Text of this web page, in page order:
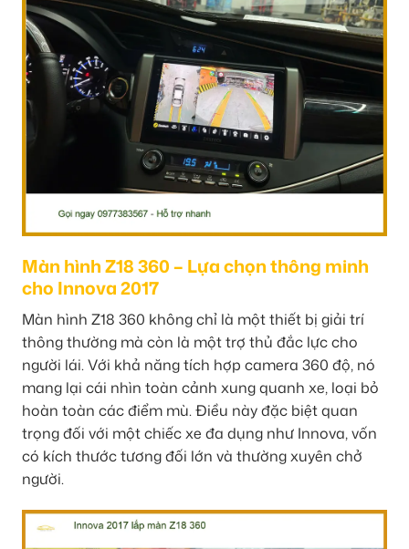
Màn hình Z18 360 – Lựa chọn thông minh
cho Innova 2017
Màn hình Z18 360 không chỉ là một thiết bị giải trí
thông thường mà còn là một trợ thủ đắc lực cho
người lái. Với khả năng tích hợp camera 360 độ, nó
mang lại cái nhìn toàn cảnh xung quanh xe, loại bỏ
hoàn toàn các điểm mù. Điều này đặc biệt quan
trọng đối với một chiếc xe đa dụng như Innova, vốn
có kích thước tương đối lớn và thường xuyên chở
người.